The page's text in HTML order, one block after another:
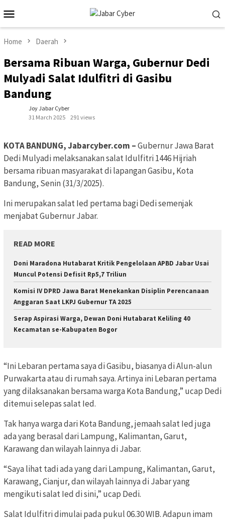
to
contentMenu
Home Daerah
Bersama Ribuan Warga, Gubernur Dedi
Mulyadi Salat Idulfitri di Gasibu
Bandung
Joy Jabar Cyber
31 March 2025
291 views
KOTA BANDUNG, Jabarcyber.com –Gubernur Jawa Barat
Dedi Mulyadi melaksanakan salat Idulfitri 1446 Hijriah
bersama ribuan masyarakat di lapangan Gasibu, Kota
Bandung, Senin (31/3/2025).
Ini merupakan salat Ied pertama bagi Dedi semenjak
menjabat Gubernur Jabar.
READ MORE
Doni Maradona Hutabarat Kritik Pengelolaan APBD Jabar Usai
Muncul Potensi Defisit Rp5,7 Triliun
Komisi IV DPRD Jawa Barat Menekankan Disiplin Perencanaan
Anggaran Saat LKPJ Gubernur TA 2025
Serap Aspirasi Warga, Dewan Doni Hutabarat Keliling 40
Kecamatan se-Kabupaten Bogor
“Ini Lebaran pertama saya di Gasibu, biasanya di Alun-alun
Purwakarta atau di rumah saya. Artinya ini Lebaran pertama
yang dilaksanakan bersama warga Kota Bandung,” ucap Dedi
ditemui selepas salat Ied.
Tak hanya warga dari Kota Bandung, jemaah salat Ied juga
ada yang berasal dari Lampung, Kalimantan, Garut,
Karawang dan wilayah lainnya di Jabar.
“Saya lihat tadi ada yang dari Lampung, Kalimantan, Garut,
Karawang, Cianjur, dan wilayah lainnya di Jabar yang
mengikuti salat Ied di sini,” ucap Dedi.
Salat Idulfitri dimulai pada pukul 06.30 WIB. Adapun imam